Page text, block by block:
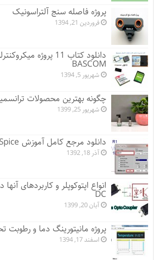
پروژه فاصله سنج آلتراسونیک
فروردین 21, 1394
BASCOM
شهریور 5, 1394
چگونه بهترین محصولات
شهریور 25, 1399
دانلود مرجع کامل آموزش OrCAD PSpice
آذر 18, 1392
DC
آبان 20, 1399
پروژه مانيتورينگ دما و
اسفند 17, 1394